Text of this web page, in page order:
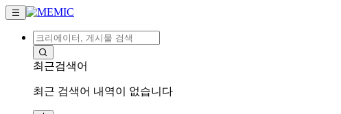
최근검색어
최근 검색어 내역이 없습니다